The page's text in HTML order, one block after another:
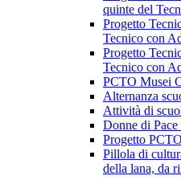
quinte del
Progetto
Tecnico con
Progetto
Tecnico con
PCTO Musei
Alternanza
Attività di
Donne di
Progetto
Pillola di
della lana, da